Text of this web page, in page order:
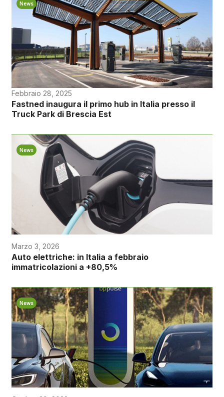
News
Febbraio 28, 2025
Fastned inaugura il primo hub in Italia presso il
Truck Park di Brescia Est
News
Marzo 3, 2026
Auto elettriche: in Italia a febbraio
immatricolazioni a +80,5%
News